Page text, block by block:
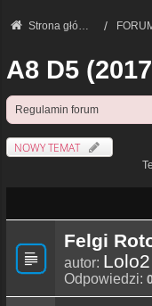
Strona główna
A8 D5
Regulamin forum
NOWY TEMAT
Felgi
autor: Lolo2
Odpowiedzi: